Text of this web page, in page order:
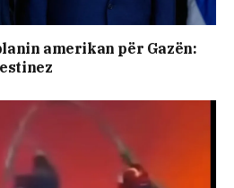
amerikan për Gazën: